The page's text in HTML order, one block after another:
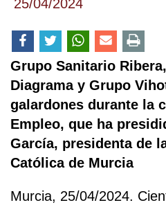
25/04/2024
Grupo Sanitario
Diagrama y Grupo
galardones durante la
Empleo, que ha
García, presidenta de
Católica de Murcia
Murcia, 25/04/2024.